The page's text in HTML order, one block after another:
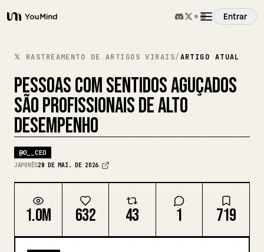
YouMind
Entrar
Visão Geral
Casos de Uso
Habilidades
Prompts
Preços
𝕏 RASTREAMENTO DE ARTIGOS VIRAIS/ARTIGO ATUAL
PESSOAS COM SENTIDOS AGUÇADOS
SÃO PROFISSIONAIS DE ALTO
DESEMPENHO
@O__CEO
JAPONÊS28 DE MAI. DE 2026
1.0M 632 43 1 719